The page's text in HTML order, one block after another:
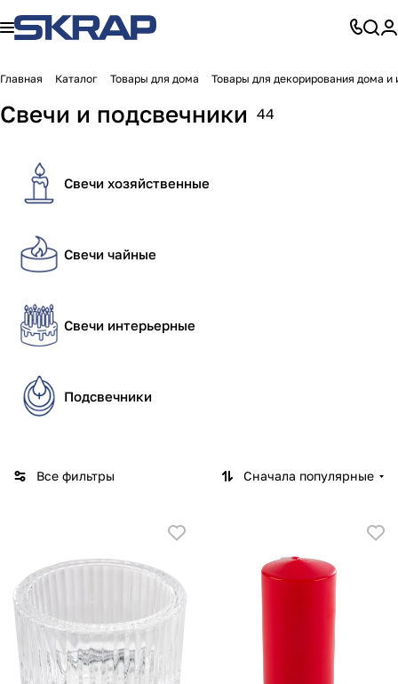
Главная Каталог Товары для дома Товары для декорирования дома и
Свечи и подсвечники 44
Свечи хозяйственные
Свечи чайные
Свечи интерьерные
Подсвечники
Все фильтры Сначала популярные